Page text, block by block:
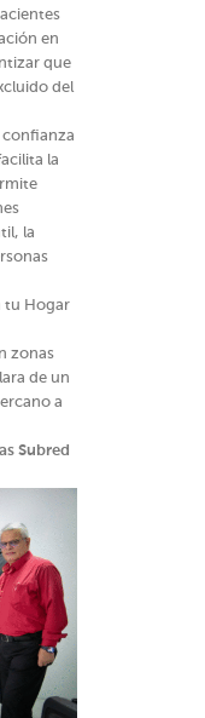
en
que
del
confianza
la
la
tu Hogar
zonas
de un
a
Subred